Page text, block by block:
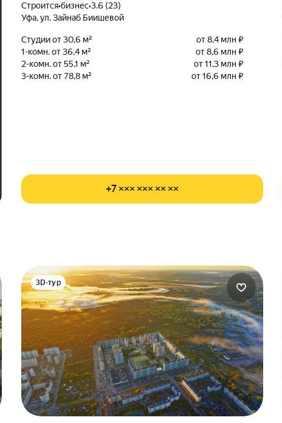
Строится•бизнес•3.6 (23)
Уфа, ул. Зайнаб Биишевой
Студии от 30,6 м²
от 8,4 млн ₽
1-комн. от 36,4 м²
от 8,6 млн ₽
2-комн. от 55,1 м²
от 11,3 млн ₽
3-комн. от 78,8 м²
от 16,6 млн ₽
+7 ××× ××× ×× ××
3D-тур